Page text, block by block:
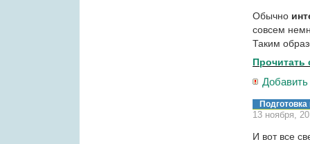
Обычно
совсем
Таким
Прочитать
13 ноября,
И вот все